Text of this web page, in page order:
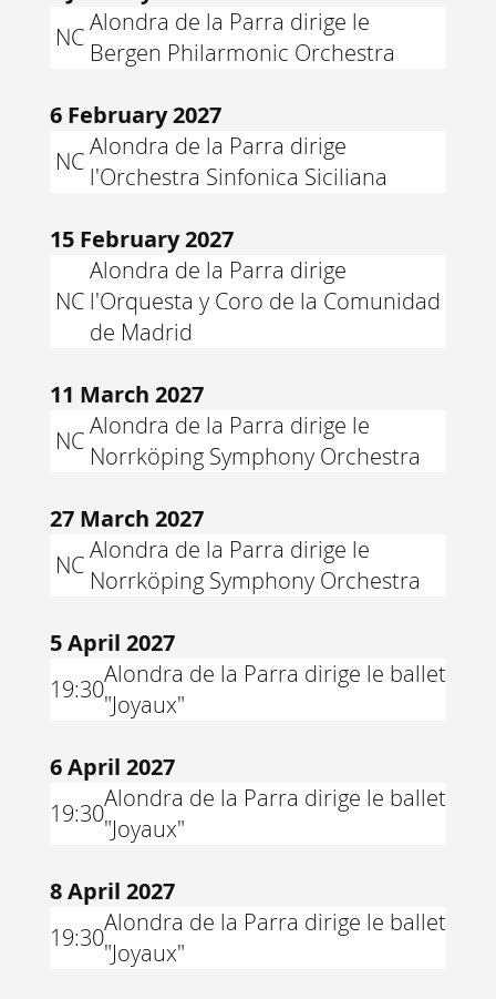
NC
Alondra de la Parra dirige le
Bergen Philarmonic Orchestra
6 February 2027
NC
Alondra de la Parra dirige
l'Orchestra Sinfonica Siciliana
15 February 2027
NC
Alondra de la Parra dirige
l'Orquesta y Coro de la Comunidad
de Madrid
11 March 2027
NC
Alondra de la Parra dirige le
Norrköping Symphony Orchestra
27 March 2027
NC
Alondra de la Parra dirige le
Norrköping Symphony Orchestra
5 April 2027
19:30
Alondra de la Parra dirige le ballet
"Joyaux"
6 April 2027
19:30
Alondra de la Parra dirige le ballet
"Joyaux"
8 April 2027
19:30
Alondra de la Parra dirige le ballet
"Joyaux"